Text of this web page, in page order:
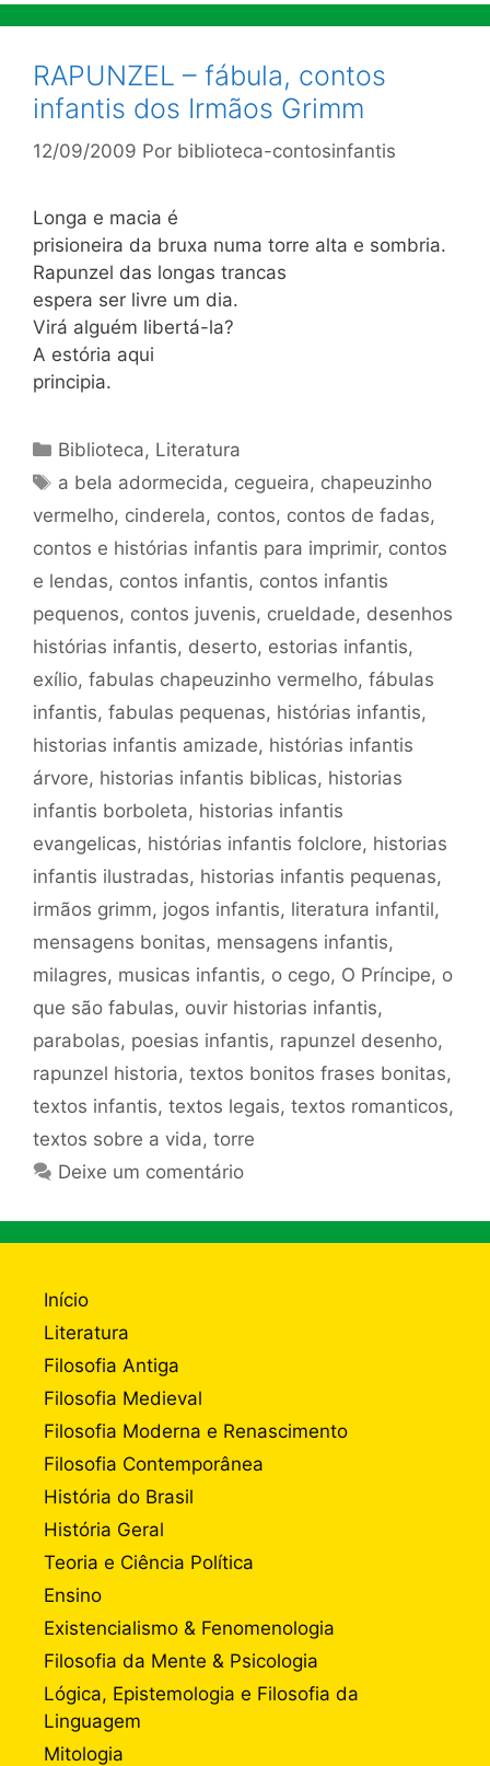
RAPUNZEL – fábula, contos
infantis dos Irmãos Grimm
12/09/2009 Por biblioteca-contosinfantis
Longa e macia é
prisioneira da bruxa numa torre alta e sombria.
Rapunzel das longas trancas
espera ser livre um dia.
Virá alguém libertá-la?
A estória aqui
principia.
Categorias
Biblioteca, Literatura
Tags
a bela adormecida, cegueira, chapeuzinho
vermelho, cinderela, contos, contos de fadas,
contos e histórias infantis para imprimir, contos
e lendas, contos infantis, contos infantis
pequenos, contos juvenis, crueldade, desenhos
histórias infantis, deserto, estorias infantis,
exílio, fabulas chapeuzinho vermelho, fábulas
infantis, fabulas pequenas, histórias infantis,
historias infantis amizade, histórias infantis
árvore, historias infantis biblicas, historias
infantis borboleta, historias infantis
evangelicas, histórias infantis folclore, historias
infantis ilustradas, historias infantis pequenas,
irmãos grimm, jogos infantis, literatura infantil,
mensagens bonitas, mensagens infantis,
milagres, musicas infantis, o cego, O Príncipe, o
que são fabulas, ouvir historias infantis,
parabolas, poesias infantis, rapunzel desenho,
rapunzel historia, textos bonitos frases bonitas,
textos infantis, textos legais, textos romanticos,
textos sobre a vida, torre
Deixe um comentário
Início
Literatura
Filosofia Antiga
Filosofia Medieval
Filosofia Moderna e Renascimento
Filosofia Contemporânea
História do Brasil
História Geral
Teoria e Ciência Política
Ensino
Existencialismo & Fenomenologia
Filosofia da Mente & Psicologia
Lógica, Epistemologia e Filosofia da
Linguagem
Mitologia